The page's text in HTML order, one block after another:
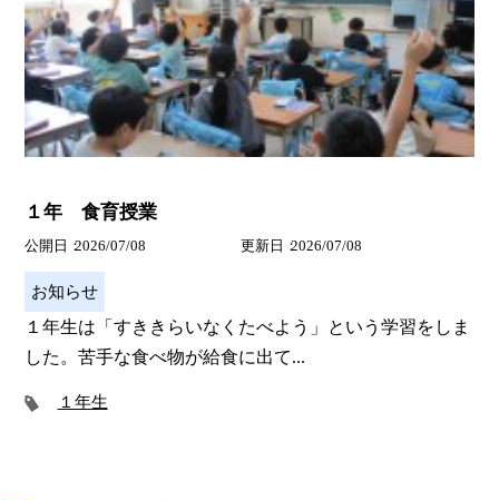
１年 食育授業
公開日 2026/07/08 更新日 2026/07/08
お知らせ
１年生は「すききらいなくたべよう」という学習をしま
した。苦手な食べ物が給食に出て...
１年生